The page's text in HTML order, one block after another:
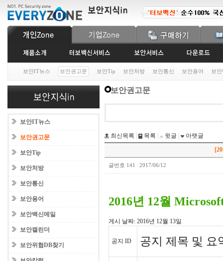
보안IT뉴스 보안권고문 보안Tip 보안처방 보안통신 보안용어 보
보안IT뉴스
보안권고문
보안Tip
보안처방
보안통신
보안용어
보안백신메일
보안캘린더
보안위협DB찾기
보안권고문
최신목록 목록 윗글
아랫글
글번호 141 2017/06/12
2016년 12월
게시 날짜: 2016년 12월 13일
공지 ID 공지 제목 및 요